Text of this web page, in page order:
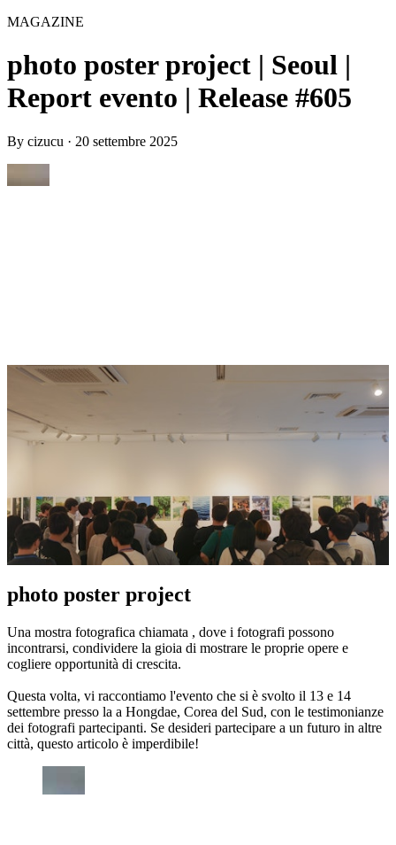
MAGAZINE
photo poster project | Seoul |
Report evento | Release #605
By cizucu · 20 settembre 2025
photo poster project
Una mostra fotografica chiamata , dove i fotografi possono
incontrarsi, condividere la gioia di mostrare le proprie opere e
cogliere opportunità di crescita.
Questa volta, vi raccontiamo l'evento che si è svolto il 13 e 14
settembre presso la a Hongdae, Corea del Sud, con le testimonianze
dei fotografi partecipanti. Se desideri partecipare a un futuro in altre
città, questo articolo è imperdibile!